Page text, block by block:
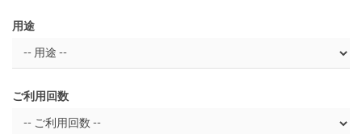
用途
ご利用回数